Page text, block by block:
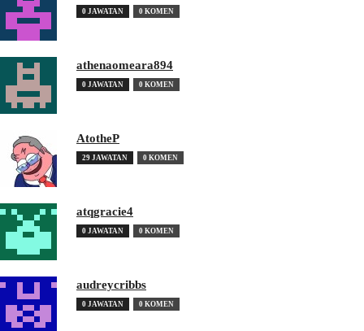
0 JAWATAN 0 KOMEN
athenaomeara894
0 JAWATAN 0 KOMEN
AtotheP
29 JAWATAN 0 KOMEN
atqgracie4
0 JAWATAN 0 KOMEN
audreycribbs
0 JAWATAN 0 KOMEN